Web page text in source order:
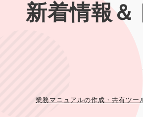
新着情報＆
業務マニュアルの作成・共有ツー